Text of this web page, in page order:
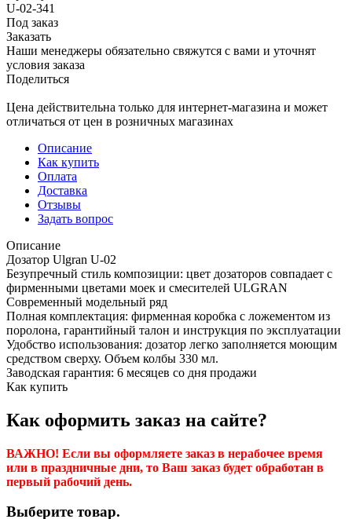
U-02-341
Под заказ
Заказать
Наши менеджеры обязательно свяжутся с вами и уточнят
условия заказа
Поделиться
Цена действительна только для интернет-магазина и может
отличаться от цен в розничных магазинах
Описание
Как купить
Оплата
Доставка
Отзывы
Задать вопрос
Описание
Дозатор Ulgran U-02
Безупречный стиль композиции: цвет дозаторов совпадает с
фирменными цветами моек и смесителей ULGRAN
Современный модельный ряд
Полная комплектация: фирменная коробка с ложементом из
поролона, гарантийный талон и инструкция по эксплуатации
Удобство использования: дозатор легко заполняется моющим
средством сверху. Объем колбы 330 мл.
Заводская гарантия: 6 месяцев со дня продажи
Как купить
Как оформить заказ на сайте?
ВАЖНО! Если вы оформляете заказ в нерабочее время
или в праздничные дни, то Ваш заказ будет обработан в
первый рабочий день.
Выберите товар.